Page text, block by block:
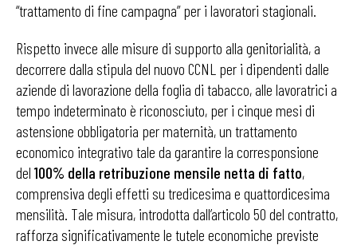
“trattamento di fine campagna” per i lavoratori stagionali.
Rispetto invece alle misure di supporto alla genitorialità, a
decorrere dalla stipula del nuovo CCNL per i dipendenti dalle
aziende di lavorazione della foglia di tabacco, alle lavoratrici a
tempo indeterminato è riconosciuto, per i cinque mesi di
astensione obbligatoria per maternità, un trattamento
economico integrativo tale da garantire la corresponsione
del100% della retribuzione mensile netta di fatto,
comprensiva degli effetti su tredicesima e quattordicesima
mensilità. Tale misura, introdotta dall’articolo 50 del contratto,
rafforza significativamente le tutele economiche previste